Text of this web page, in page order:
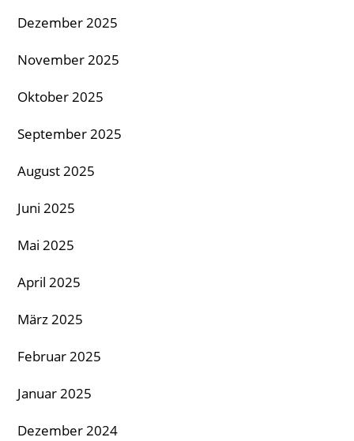
Dezember 2025
November 2025
Oktober 2025
September 2025
August 2025
Juni 2025
Mai 2025
April 2025
März 2025
Februar 2025
Januar 2025
Dezember 2024